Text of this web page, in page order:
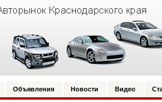
Объявления Новости Видео